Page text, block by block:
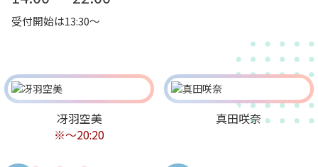
受付開始は13:30～
冴羽空美
※～20:20
真田咲奈